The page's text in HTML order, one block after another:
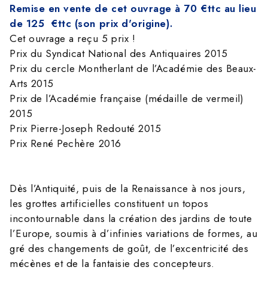
Remise en vente de cet ouvrage à 70 €ttc au lieu
de 125 €ttc (son prix d'origine).
Cet ouvrage a reçu 5 prix !
Prix du Syndicat National des Antiquaires 2015
Prix du cercle Montherlant de l’Académie des Beaux-
Arts 2015
Prix de l’Académie française (médaille de vermeil)
2015
Prix Pierre-Joseph Redouté 2015
Prix René Pechère 2016
Dès l’Antiquité, puis de la Renaissance à nos jours,
les grottes artificielles constituent un topos
incontournable dans la création des jardins de toute
l’Europe, soumis à d’infinies variations de formes, au
gré des changements de goût, de l’excentricité des
mécènes et de la fantaisie des concepteurs.